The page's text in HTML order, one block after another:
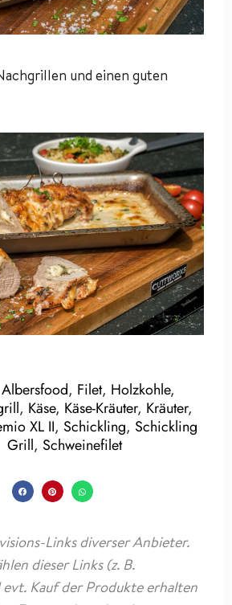
und einen guten
Albersfood, Filet, Holzkohle,
, Käse, Käse-Kräuter, Kräuter,
XL II, Schickling, Schickling
Grill, Schweinefilet
Links diverser Anbieter.
dieser Links (z. B.
evt. Kauf der Produkte erhalten